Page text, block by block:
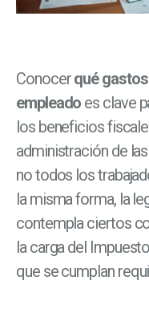
Conocerqué
empleado es clave
los beneficios
administración de
no todos los
la misma forma, la
contempla ciertos
la carga del
que se cumplan